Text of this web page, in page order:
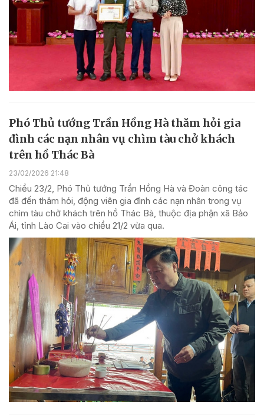
Phó Thủ tướng Trần Hồng Hà thăm hỏi gia
đình các nạn nhân vụ chìm tàu chở khách
trên hồ Thác Bà
23/02/2026 21:48
Chiều 23/2, Phó Thủ tướng Trần Hồng Hà và Đoàn công tác
đã đến thăm hỏi, động viên gia đình các nạn nhân trong vụ
chìm tàu chở khách trên hồ Thác Bà, thuộc địa phận xã Bảo
Ái, tỉnh Lào Cai vào chiều 21/2 vừa qua.